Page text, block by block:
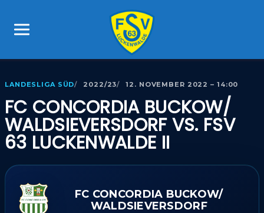
LANDESLIGA SÜD 2022/23 12. NOVEMBER 2022 – 14:00
FC CONCORDIA BUCKOW/​
WALDSIEVERSDORF VS. FSV
63 LUCKENWALDE II
FC CONCORDIA BUCKOW/​
WALDSIEVERSDORF